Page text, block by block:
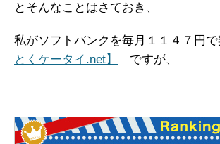
とそんなことはさておき、
私がソフトバンクを毎月１１４７円で
とくケータイ.net】
ですが、